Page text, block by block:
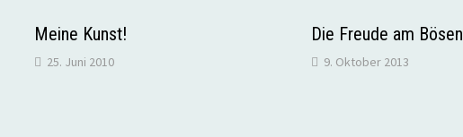
Meine Kunst!
25. Juni 2010
Die Freude am Bösen
9. Oktober 2013